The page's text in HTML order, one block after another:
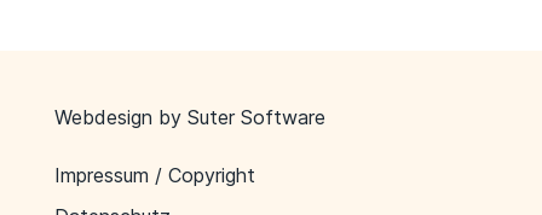
Webdesign by Suter Software
Impressum / Copyright